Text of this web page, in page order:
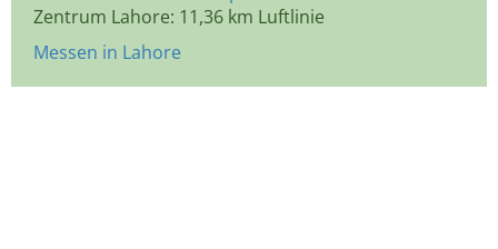
Zentrum Lahore: 11,36 km Luftlinie
Messen in Lahore